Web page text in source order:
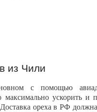
из Чили
с помощью
ускорить и
ореха в РФ